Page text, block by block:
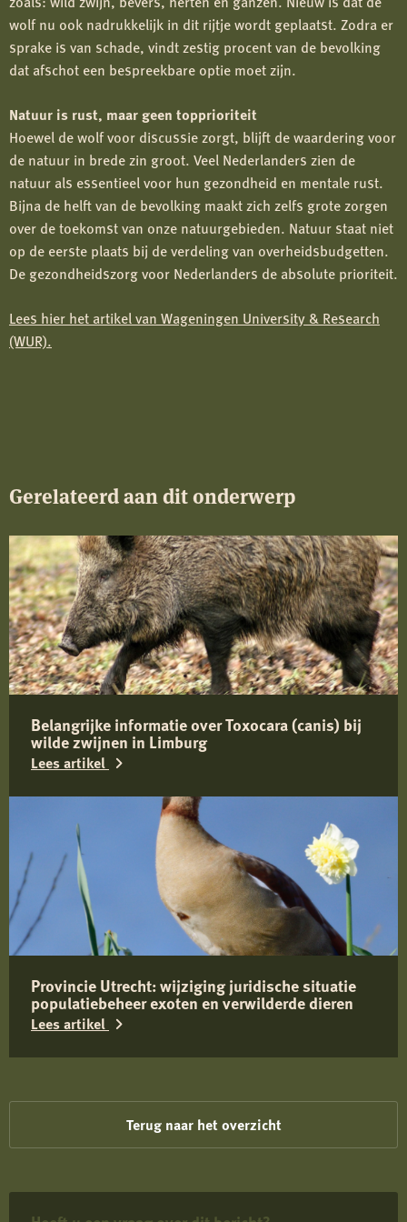
wolf nu ook nadrukkelijk in dit rijtje wordt geplaatst. Zodra er
sprake is van schade, vindt zestig procent van de bevolking
dat afschot een bespreekbare optie moet zijn.
Natuur is rust, maar geen topprioriteit
Hoewel de wolf voor discussie zorgt, blijft de waardering voor
de natuur in brede zin groot. Veel Nederlanders zien de
natuur als essentieel voor hun gezondheid en mentale rust.
Bijna de helft van de bevolking maakt zich zelfs grote zorgen
over de toekomst van onze natuurgebieden. Natuur staat niet
op de eerste plaats bij de verdeling van overheidsbudgetten.
De gezondheidszorg voor Nederlanders de absolute prioriteit.
Lees hier het artikel van Wageningen University & Research
(WUR).
Gerelateerd aan dit onderwerp
Belangrijke informatie over Toxocara (canis) bij
wilde zwijnen in Limburg
Lees artikel
over
Belangrijke
informatie
over
Toxocara
(canis)
wilde
zwijnen
Provincie Utrecht: wijziging juridische situatie
populatiebeheer exoten en verwilderde dieren
Lees artikel
Provincie
wijziging
Terug naar het overzicht